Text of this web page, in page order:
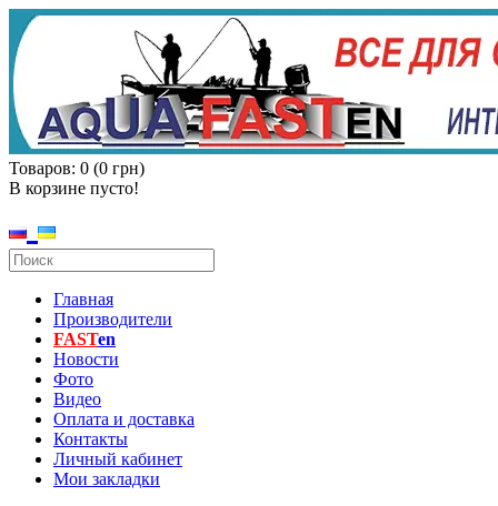
Товаров: 0 (0 грн)
В корзине пусто!
Главная
Производители
FASTen
Новости
Фото
Видео
Оплата и доставка
Контакты
Личный кабинет
Мои закладки